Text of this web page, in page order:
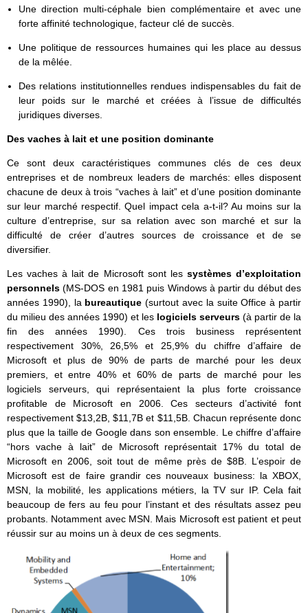
Une direction multi-céphale bien complémentaire et avec une
forte affinité technologique, facteur clé de succès.
Une politique de ressources humaines qui les place au dessus
de la mêlée.
Des relations institutionnelles rendues indispensables du fait de
leur poids sur le marché et créées à l’issue de difficultés
juridiques diverses.
Des vaches à lait et une position dominante
Ce sont deux caractéristiques communes clés de ces deux
entreprises et de nombreux leaders de marchés: elles disposent
chacune de deux à trois “vaches à lait” et d’une position dominante
sur leur marché respectif. Quel impact cela a-t-il? Au moins sur la
culture d’entreprise, sur sa relation avec son marché et sur la
difficulté de créer d’autres sources de croissance et de se
diversifier.
Les vaches à lait de Microsoft sont les systèmes d’exploitation
personnels (MS-DOS en 1981 puis Windows à partir du début des
années 1990), la bureautique(surtout avec la suite Office à partir
du milieu des années 1990) et les logiciels serveurs (à partir de la
fin des années 1990). Ces trois business représentent
respectivement 30%, 26,5% et 25,9% du chiffre d’affaire de
Microsoft et plus de 90% de parts de marché pour les deux
premiers, et entre 40% et 60% de parts de marché pour les
logiciels serveurs, qui représentaient la plus forte croissance
profitable de Microsoft en 2006. Ces secteurs d’activité font
respectivement $13,2B, $11,7B et $11,5B. Chacun représente donc
plus que la taille de Google dans son ensemble. Le chiffre d’affaire
“hors vache à lait” de Microsoft représentait 17% du total de
Microsoft en 2006, soit tout de même près de $8B. L’espoir de
Microsoft est de faire grandir ces nouveaux business: la XBOX,
MSN, la mobilité, les applications métiers, la TV sur IP. Cela fait
beaucoup de fers au feu pour l’instant et des résultats assez peu
probants. Notamment avec MSN. Mais Microsoft est patient et peut
réussir sur au moins un à deux de ces segments.